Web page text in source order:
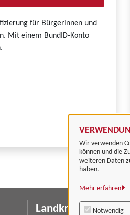
Wir verwenden
können und die
weiteren Daten
haben.
Mehr erfahren
Notwendig
für Bürgerinnen und
Mit einem BundID-Konto
Landkreis